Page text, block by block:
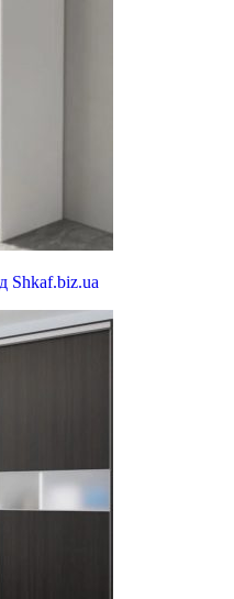
Shkaf.biz.ua